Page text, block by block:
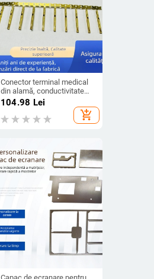
Conector terminal medical
din alamă, conductivitate
înaltă, etanș la apă, marcă
HS, mărci private permise
104.98 Lei
add_shopping_cart